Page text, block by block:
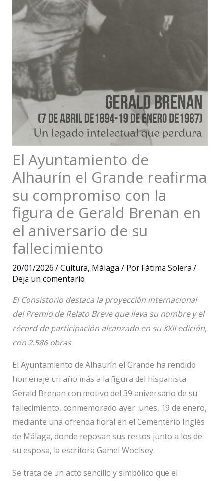
El Ayuntamiento de
Alhaurín el Grande reafirma
su compromiso con la
figura de Gerald Brenan en
el aniversario de su
fallecimiento
20/01/2026 /Cultura, Málaga / Por Fátima Solera /
Deja un comentario
El Consistorio destaca la proyección internacional
del Premio de Relato Breve que lleva su nombre y el
récord de participación alcanzado en su XXII edición,
con 2.586 obras
El Ayuntamiento de Alhaurín el Grande ha rendido
homenaje un año más a la figura del hispanista
Gerald Brenan con motivo del 39 aniversario de su
fallecimiento, conmemorado ayer lunes, 19 de enero,
mediante una ofrenda floral en el Cementerio Inglés
de Málaga, donde reposan sus restos junto a los de
su esposa, la escritora Gamel Woolsey.
Se trata de un acto sencillo y simbólico que el